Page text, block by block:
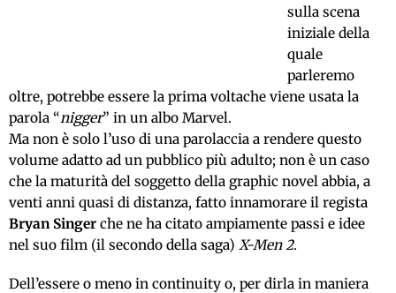
sulla scena
iniziale della
quale
parleremo
oltre, potrebbe essere la prima voltache viene usata la
parola “nigger” in un albo Marvel.
Ma non è solo l’uso di una parolaccia a rendere questo
volume adatto ad un pubblico più adulto; non è un caso
che la maturità del soggetto della graphic novel abbia, a
venti anni quasi di distanza, fatto innamorare il regista
Bryan Singer che ne ha citato ampiamente passi e idee
nel suo film (il secondo della saga) X-Men 2.
Dell’essere o meno in continuity o, per dirla in maniera